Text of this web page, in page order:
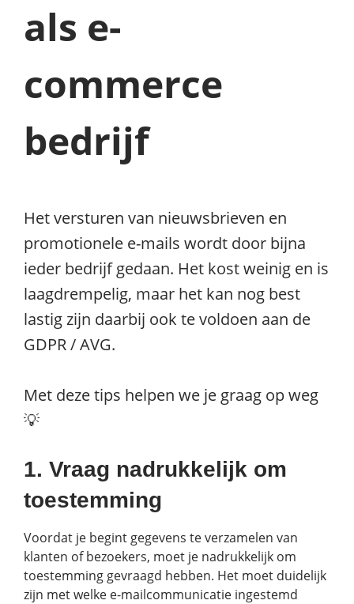
als e-
commerce
bedrijf
Het versturen van nieuwsbrieven en
promotionele e-mails wordt door bijna
ieder bedrijf gedaan. Het kost weinig en is
laagdrempelig, maar het kan nog best
lastig zijn daarbij ook te voldoen aan de
GDPR / AVG.
Met deze tips helpen we je graag op weg
💡
1. Vraag nadrukkelijk om
toestemming
Voordat je begint gegevens te verzamelen van
klanten of bezoekers, moet je nadrukkelijk om
toestemming gevraagd hebben. Het moet duidelijk
zijn met welke e-mailcommunicatie ingestemd